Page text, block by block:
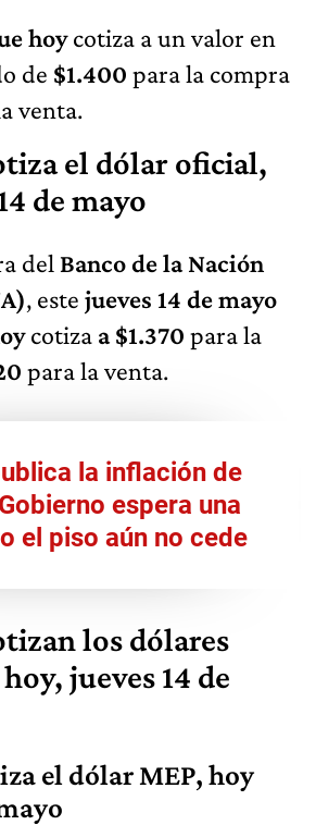
hoycotiza a un valor en
de $1.400 para la compra
venta.
el dólar oficial,
de mayo
del Banco de la Nación
, este jueves 14 de mayo
cotiza a $1.370 para la
para la venta.
la inflación de
espera una
el piso aún no cede
los dólares
jueves 14 de
el dólar MEP, hoy